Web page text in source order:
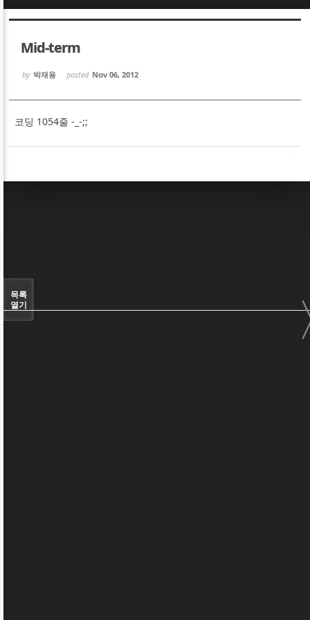
Mid-term
by 박재용 posted Nov 06, 2012
코딩 1054줄 -_-;;
목록
열기
Sketchbook5, 스케치북5
Sketchbook5, 스케치북5
Sketchbook5, 스케치북5
Sketchbook5, 스케치북5